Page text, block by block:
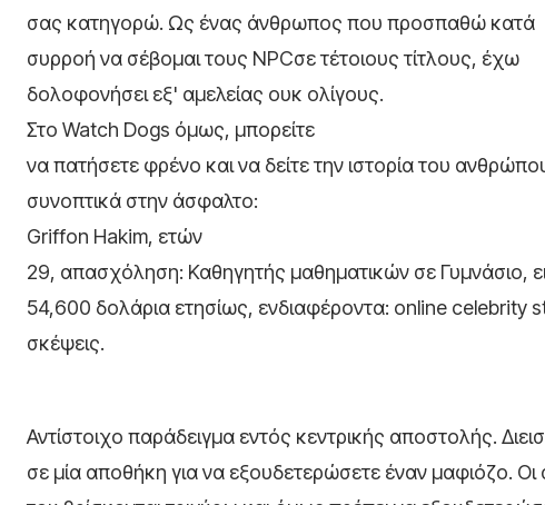
σας κατηγορώ. Ως ένας άνθρωπος που προσπαθώ κατά
συρροή να σέβομαι τους NPCσε τέτοιους τίτλους, έχω
δολοφονήσει εξ' αμελείας ουκ ολίγους.
Στο Watch Dogs όμως, μπορείτε
να πατήσετε φρένο και να δείτε την ιστορία του
συνοπτικά στην άσφαλτο:
Griffon Hakim, ετών
29, απασχόληση: Καθηγητής μαθηματικών σε Γυμνάσιο,
54,600 δολάρια ετησίως, ενδιαφέροντα: online celebrity
σκέψεις.
Αντίστοιχο παράδειγμα εντός κεντρικής αποστολής.
σε μία αποθήκη για να εξουδετερώσετε έναν μαφιόζο.